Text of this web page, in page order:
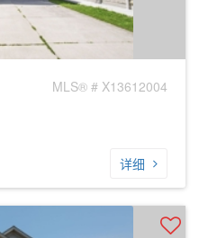
MLS® # X13612004
详细